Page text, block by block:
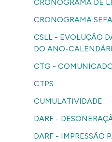
CRONOGRAMA DE
CRONOGRAMA
CSLL - EVOLUÇÃO
DO ANO-
CTG -
CTPS
CUMULATIVIDADE
DARF -
DARF - IMPRESSÃO